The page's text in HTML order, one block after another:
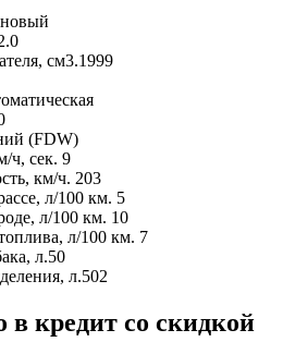
см3.1999
(FDW)
ч, сек. 9
км/ч. 203
л/100 км. 5
л/100 км. 10
л/100 км. 7
л.50
л.502
в кредит со скидкой